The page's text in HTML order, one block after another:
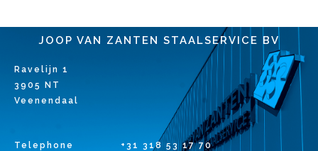
JOOP VAN ZANTEN STAALSERVICE BV
Ravelijn 1
3905 NT
Veenendaal
Telephone
+31 318 53 17 70